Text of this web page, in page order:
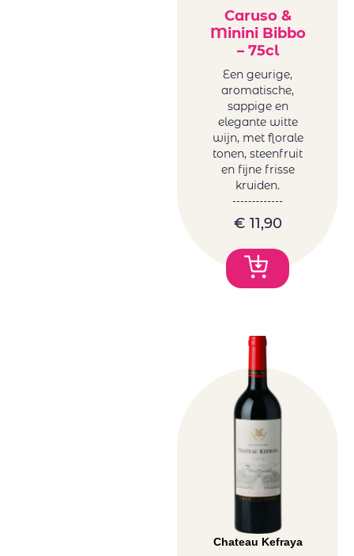
Caruso &
Minini Bibbo
– 75cl
Een geurige,
aromatische,
sappige en
elegante witte
wijn, met florale
tonen, steenfruit
en fijne frisse
kruiden.
€ 11,90
Chateau Kefraya